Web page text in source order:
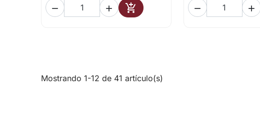
  
Añadir al carrito
 
Mostrando 1-12 de 41 artículo(s)